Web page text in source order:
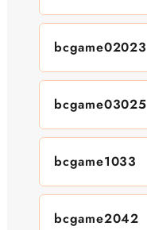
bcgame02023
bcgame03025
bcgame1033
bcgame2042